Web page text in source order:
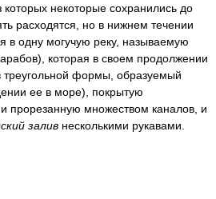
некоторые сохранились до
расходятся, но в нижнем течении
в одну могучую реку, называемую
которая в своем продолжении
треугольной формы, образуемый
ее в море), покрытую
прорезанную множеством каналов, и
залив несколькими рукавами.